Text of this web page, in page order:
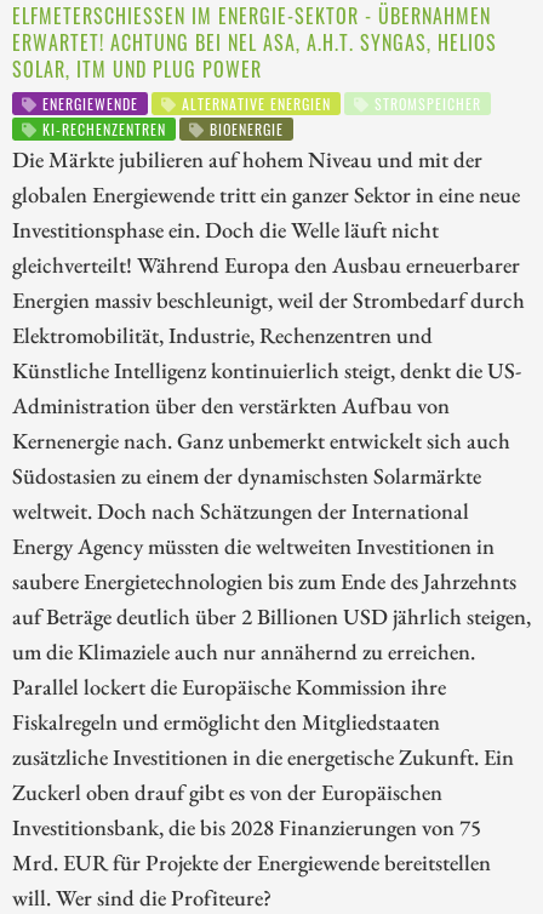
ELFMETERSCHIESSEN IM ENERGIE-SEKTOR - ÜBERNAHMEN E
RWARTET! ACHTUNG BEI NEL ASA, A.H.T. SYNGAS, HELIOS S
OLAR, ITM UND PLUG POWER
ENERGIEWENDE ALTERNATIVE ENERGIEN
STROMSPEICHER
KI-RECHENZENTREN
BIOENERGIE
Die Märkte jubilieren auf hohem Niveau und mit der
globalen Energiewende tritt ein ganzer Sektor in eine neue
Investitionsphase ein. Doch die Welle läuft nicht
gleichverteilt! Während Europa den Ausbau erneuerbarer
Energien massiv beschleunigt, weil der Strombedarf durch
Elektromobilität, Industrie, Rechenzentren und
Künstliche Intelligenz kontinuierlich steigt, denkt die US-
Administration über den verstärkten Aufbau von
Kernenergie nach. Ganz unbemerkt entwickelt sich auch
Südostasien zu einem der dynamischsten Solarmärkte
weltweit. Doch nach Schätzungen der International
Energy Agency müssten die weltweiten Investitionen in
saubere Energietechnologien bis zum Ende des Jahrzehnts
auf Beträge deutlich über 2 Billionen USD jährlich steigen,
um die Klimaziele auch nur annähernd zu erreichen.
Parallel lockert die Europäische Kommission ihre
Fiskalregeln und ermöglicht den Mitgliedstaaten
zusätzliche Investitionen in die energetische Zukunft. Ein
Zuckerl oben drauf gibt es von der Europäischen
Investitionsbank, die bis 2028 Finanzierungen von 75
Mrd. EUR für Projekte der Energiewende bereitstellen
will. Wer sind die Profiteure?